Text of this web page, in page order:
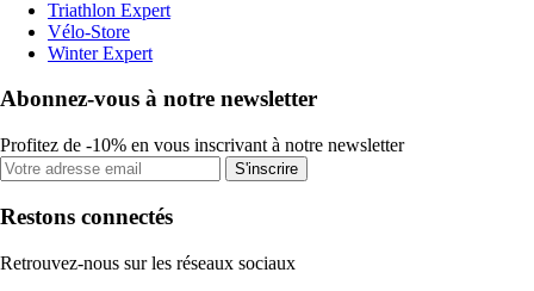
Triathlon Expert
Vélo-Store
Winter Expert
Abonnez-vous à notre newsletter
Profitez de -10% en vous inscrivant à notre newsletter
S'inscrire
Restons connectés
Retrouvez-nous sur les réseaux sociaux